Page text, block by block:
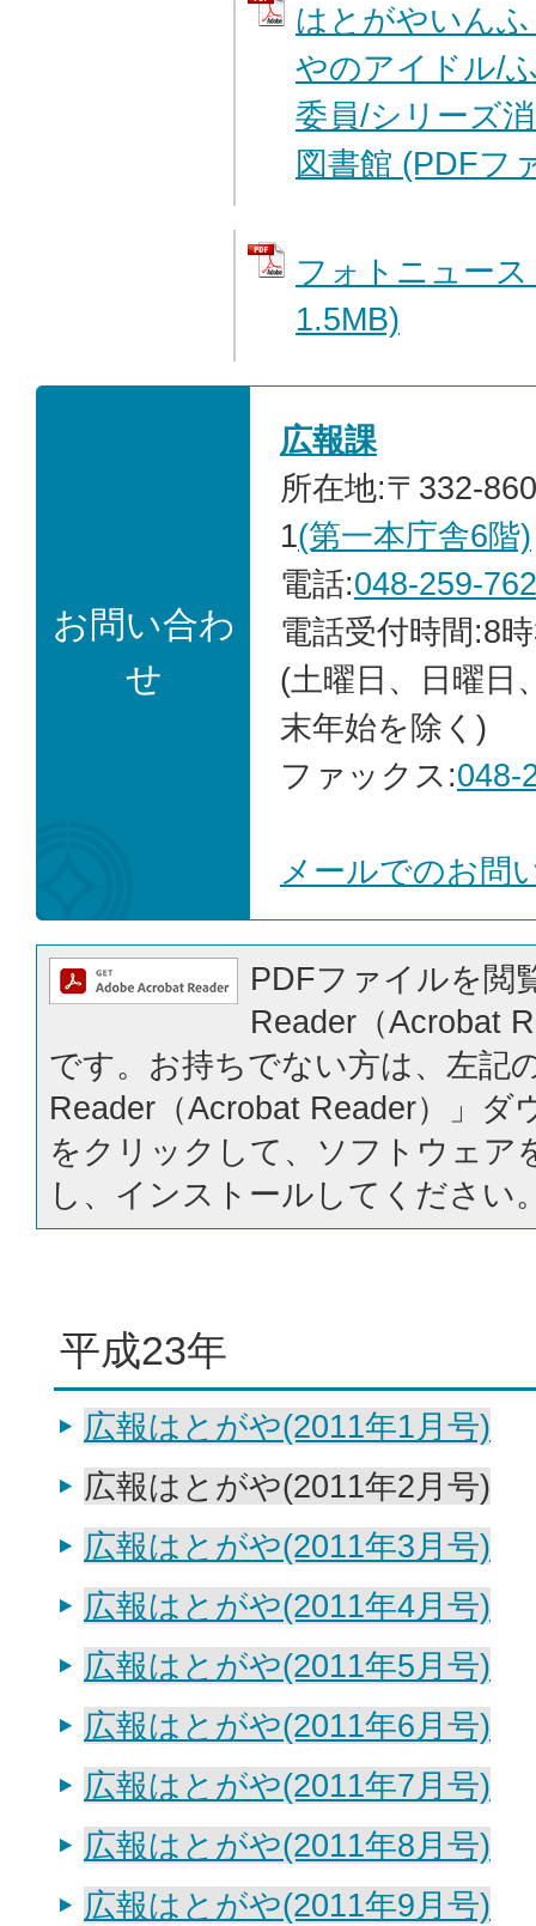
はとがやいん
やのアイドル/
委員/シリーズ
図書館 (PDFフ
フォトニュー
1.5MB)
お問い合わ
せ
広報課
所在地:〒332-
1(第一本庁舎6階)
電話:048-259-
電話受付時間:8
(土曜日、日曜日
末年始を除く)
ファックス:048-
メールでのお問
PDFファイルを閲
Reader（Acrobat
です。お持ちでない方は、左記
Reader（Acrobat Reader）」ダ
をクリックして、ソフトウェア
し、インストールしてください
平成23年
広報はとがや(2011年1月号)
広報はとがや(2011年2月号)
広報はとがや(2011年3月号)
広報はとがや(2011年4月号)
広報はとがや(2011年5月号)
広報はとがや(2011年6月号)
広報はとがや(2011年7月号)
広報はとがや(2011年8月号)
広報はとがや(2011年9月号)